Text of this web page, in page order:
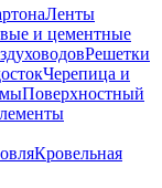
Ленты
и цементные
Решетки
Черепица и
Поверхностный
Кровельная